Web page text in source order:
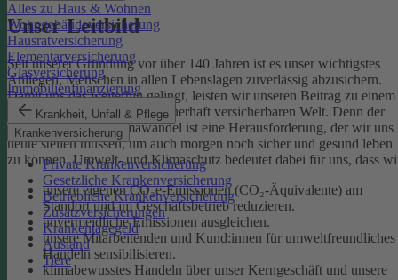
Alles zu Haus & Wohnen
Wohngebäudeversicherung
Hausratversicherung
Elementarversicherung
Glasversicherung
Immobilienfinanzierung
Krankheit, Unfall & Pflege
Krankenversicherung
Private Krankenversicherung
Gesetzliche Krankenversicherung
Betriebliche Krankenversicherung
Zusatzversicherungen
Krankentagegeld
Ausland
Tiere
Unser Leitbild
Seit unserer Gründung vor über 140 Jahren ist es unser wichtigstes
Anliegen, Menschen in allen Lebenslagen zuverlässig abzusichern.
Damit uns das weiterhin gelingt, leisten wir unseren Beitrag zu einem
gesunden Klima und einer dauerhaft versicherbaren Welt. Denn der
menschgemachte Klimawandel ist eine Herausforderung, der wir uns
heute stellen müssen, um auch morgen noch sicher und gesund leben
zu können.Umwelt- und Klimaschutz bedeutet dabei für uns, dass
unsere eigenen CO₂e-Emissionen (CO₂-Äquivalente) am
Standort und im Geschäftsbetrieb reduzieren.
unvermeidliche Emissionen ausgleichen.
unsere Mitarbeitenden und Kund:innen für umweltfreundliches
Handeln sensibilisieren.
klimabewusstes Handeln über unser Kerngeschäft und unsere